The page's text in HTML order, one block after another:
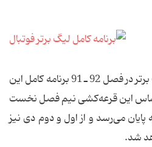
با انجام آیین قرعه‌كشی لیگ برتر در فصل 92 ـ 91 برنامه كامل این
این قرعه‌كشی نیم فصل نخست
فوتبال روز 18 آذر به پایان می‌رسد و از اول و دوم دی نیز
شد.